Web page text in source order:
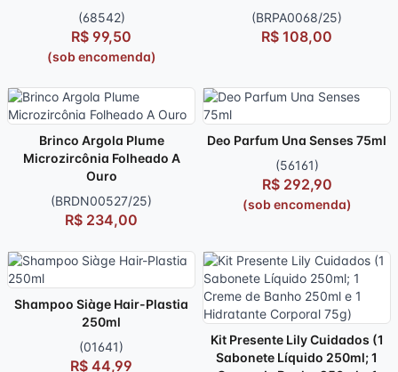
(68542)
R$ 99,50
(sob encomenda)
(BRPA0068/25)
R$ 108,00
Brinco Argola Plume
Microzircônia Folheado A
Ouro
(BRDN00527/25)
R$ 234,00
Deo Parfum Una Senses 75ml
(56161)
R$ 292,90
(sob encomenda)
Shampoo Siàge Hair-Plastia
250ml
(01641)
R$ 44,99
Kit Presente Lily Cuidados (1
Sabonete Líquido 250ml; 1